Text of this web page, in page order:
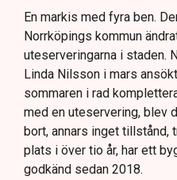
En markis med fyra ben.
Norrköpings kommun
uteserveringarna i staden.
Linda Nilsson i mars
sommaren i rad
med en uteservering, blev
bort, annars inget tillstånd,
plats i över tio år, har ett
godkänd sedan 2018.